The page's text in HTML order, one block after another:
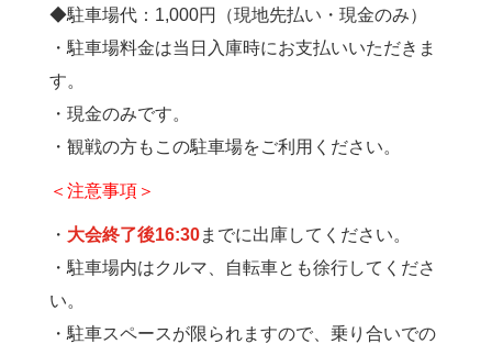
◆駐車場代：1,000円（現地先払い・現金のみ）
・駐車場料金は当日入庫時にお支払いいただきま
す。
・現金のみです。
・観戦の方もこの駐車場をご利用ください。
＜注意事項＞
・ 大会終了後16:30までに出庫してください。
・駐車場内はクルマ、自転車とも徐行してくださ
い。
・駐車スペースが限られますので、乗り合いでの